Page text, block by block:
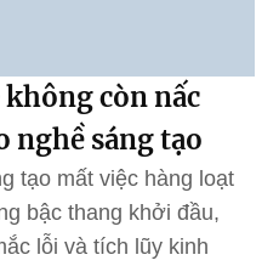
còn nấc
nghề sáng tạo
tạo mất việc hàng loạt
bậc thang khởi đầu,
lỗi và tích lũy kinh